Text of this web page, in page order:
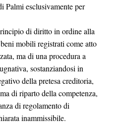
Palmi esclusivamente per
di diritto in ordine alla
mobili registrati come atto
ma di una procedura a
sostanziandosi in
della pretesa creditoria,
di riparto della competenza,
di regolamento di
inammissibile.